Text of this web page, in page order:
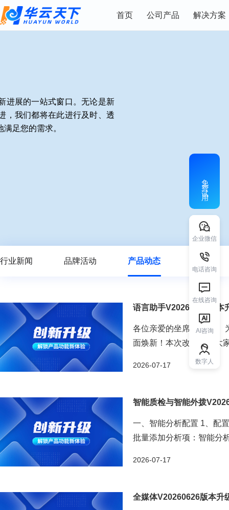
首页 公司产品 解决方案
进展的一站式窗口。无论是新
，我们都将在此进行及时、透
足您的需求。
行业新闻 品牌活动 产品动态
语言助手V20260529版本
各位亲爱的坐席小伙伴：
面焕新！本次改版聚焦大
已上线，快来看看有哪些
2026-07-17
智能质检与智能外拨
一、智能分析配置 1、配
批量添加分析项：智能分
2026-07-17
全媒体V20260626版本升
免费试用
企业微信
电话咨询
在线咨询
AI咨询
数字人